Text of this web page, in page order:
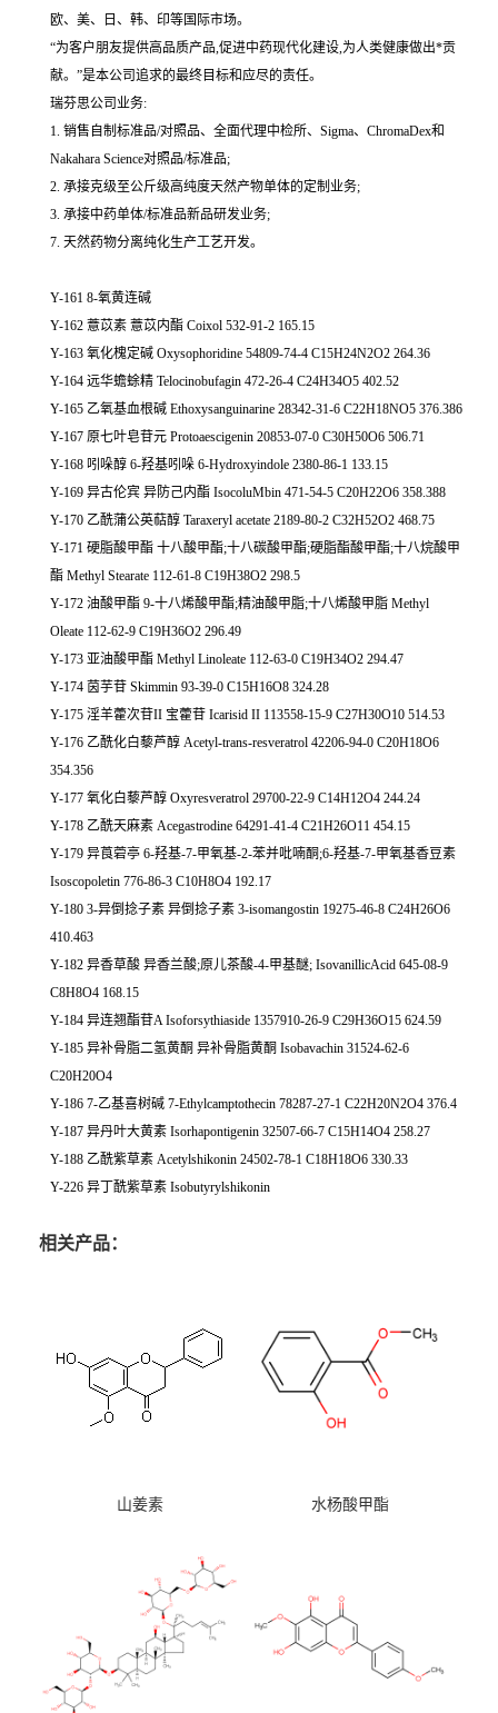
欧、美、日、韩、印等国际市场。
“为客户朋友提供高品质产品,促进中药现代化建设,为人类健康做出*贡
献。”是本公司追求的最终目标和应尽的责任。
瑞芬思公司业务:
1. 销售自制标准品/对照品、全面代理中检所、Sigma、ChromaDex和
Nakahara Science对照品/标准品;
2. 承接克级至公斤级高纯度天然产物单体的定制业务;
3. 承接中药单体/标准品新品研发业务;
7. 天然药物分离纯化生产工艺开发。
Y-161 8-氧黄连碱
Y-162 薏苡素 薏苡内酯 Coixol 532-91-2 165.15
Y-163 氧化槐定碱 Oxysophoridine 54809-74-4 C15H24N2O2 264.36
Y-164 远华蟾蜍精 Telocinobufagin 472-26-4 C24H34O5 402.52
Y-165 乙氧基血根碱 Ethoxysanguinarine 28342-31-6 C22H18NO5 376.386
Y-167 原七叶皂苷元 Protoaescigenin 20853-07-0 C30H50O6 506.71
Y-168 吲哚醇 6-羟基吲哚 6-Hydroxyindole 2380-86-1 133.15
Y-169 异古伦宾 异防己内酯 IsocoluMbin 471-54-5 C20H22O6 358.388
Y-170 乙酰蒲公英萜醇 Taraxeryl acetate 2189-80-2 C32H52O2 468.75
Y-171 硬脂酸甲酯 十八酸甲酯;十八碳酸甲酯;硬脂酯酸甲酯;十八烷酸甲
酯 Methyl Stearate 112-61-8 C19H38O2 298.5
Y-172 油酸甲酯 9-十八烯酸甲酯;精油酸甲脂;十八烯酸甲脂 Methyl
Oleate 112-62-9 C19H36O2 296.49
Y-173 亚油酸甲酯 Methyl Linoleate 112-63-0 C19H34O2 294.47
Y-174 茵芋苷 Skimmin 93-39-0 C15H16O8 324.28
Y-175 淫羊藿次苷II 宝藿苷 Icarisid II 113558-15-9 C27H30O10 514.53
Y-176 乙酰化白藜芦醇 Acetyl-trans-resveratrol 42206-94-0 C20H18O6
354.356
Y-177 氧化白藜芦醇 Oxyresveratrol 29700-22-9 C14H12O4 244.24
Y-178 乙酰天麻素 Acegastrodine 64291-41-4 C21H26O11 454.15
Y-179 异莨菪亭 6-羟基-7-甲氧基-2-苯并吡喃酮;6-羟基-7-甲氧基香豆素
Isoscopoletin 776-86-3 C10H8O4 192.17
Y-180 3-异倒捻子素 异倒捻子素 3-isomangostin 19275-46-8 C24H26O6
410.463
Y-182 异香草酸 异香兰酸;原儿茶酸-4-甲基醚; IsovanillicAcid 645-08-9
C8H8O4 168.15
Y-184 异连翘酯苷A Isoforsythiaside 1357910-26-9 C29H36O15 624.59
Y-185 异补骨脂二氢黄酮 异补骨脂黄酮 Isobavachin 31524-62-6
C20H20O4
Y-186 7-乙基喜树碱 7-Ethylcamptothecin 78287-27-1 C22H20N2O4 376.4
Y-187 异丹叶大黄素 Isorhapontigenin 32507-66-7 C15H14O4 258.27
Y-188 乙酰紫草素 Acetylshikonin 24502-78-1 C18H18O6 330.33
Y-226 异丁酰紫草素 Isobutyrylshikonin
相关产品：
山姜素 水杨酸甲酯